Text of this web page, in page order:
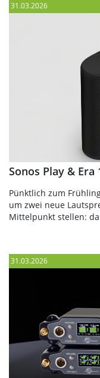
31.03.2026
Sonos Play & Era
Pünktlich zum
um zwei neue
Mittelpunkt stellen:
31.03.2026